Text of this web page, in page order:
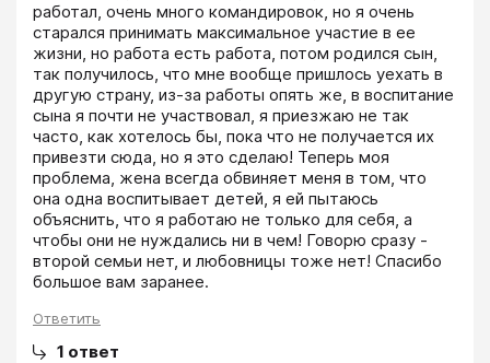
работал, очень много командировок, но я очень
старался принимать максимальное участие в ее
жизни, но работа есть работа, потом родился сын,
так получилось, что мне вообще пришлось уехать в
другую страну, из-за работы опять же, в воспитание
сына я почти не участвовал, я приезжаю не так
часто, как хотелось бы, пока что не получается их
привезти сюда, но я это сделаю! Теперь моя
проблема, жена всегда обвиняет меня в том, что
она одна воспитывает детей, я ей пытаюсь
объяснить, что я работаю не только для себя, а
чтобы они не нуждались ни в чем! Говорю сразу -
второй семьи нет, и любовницы тоже нет! Спасибо
большое вам заранее.
Ответить
1 ответ